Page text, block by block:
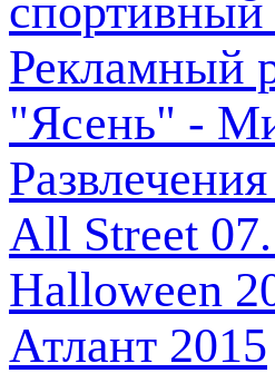
спортивный
Рекламный
"Ясень" -
All Street
Halloween
Атлант 2015